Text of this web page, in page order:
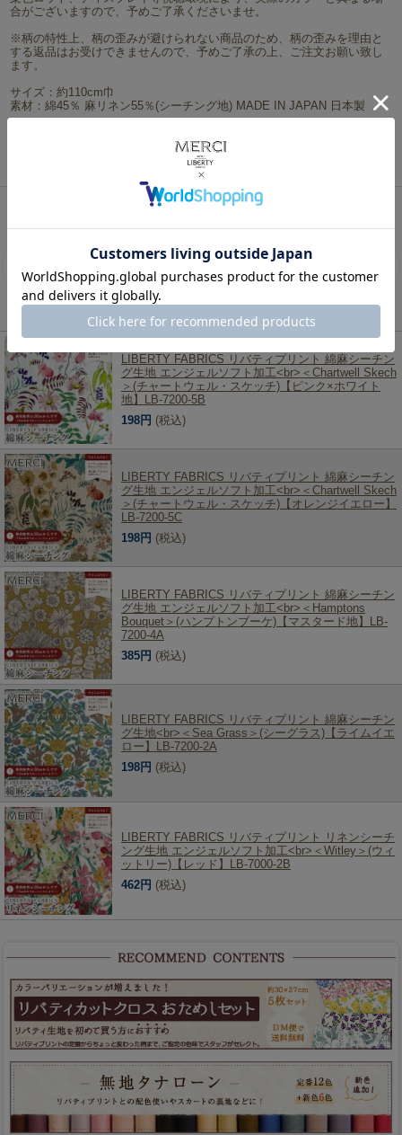
合がございますので、予めご了承くださいませ。
※柄の特性上、柄の歪みが避けられない商品のため、柄の歪みを理由と
する返品はお受けできませんので、予めご了承の上、ご注文お願い致し
ます。
サイズ：約110cm巾
素材：綿45％ 麻リネン55％(シーチング地) MADE IN JAPAN 日本製
ネコポスは2mまで対応可能です。
リバティ・ファブリックス、生地の通販メルシー >シーズン限定柄（2009秋冬～）
この商品を見た人は、こちらの商品もチェックしています！
LIBERTY FABRICS リバティプリント 綿麻シーチン
グ生地 エンジェルソフト加工<br>＜Chartwell Skech
＞(チャートウェル・スケッチ)【ピンク×ホワイト
地】LB-7200-5B
198円 (税込)
LIBERTY FABRICS リバティプリント 綿麻シーチン
グ生地 エンジェルソフト加工<br>＜Chartwell Skech
＞(チャートウェル・スケッチ)【オレンジイエロー】
LB-7200-5C
198円 (税込)
LIBERTY FABRICS リバティプリント 綿麻シーチン
グ生地 エンジェルソフト加工<br>＜Hamptons
Bouquet＞(ハンプトンブーケ)【マスタード地】LB-
7200-4A
385円 (税込)
LIBERTY FABRICS リバティプリント 綿麻シーチン
グ生地<br>＜Sea Grass＞(シーグラス)【ライムイエ
ロー】LB-7200-2A
198円 (税込)
LIBERTY FABRICS リバティプリント リネンシーチ
ング生地 エンジェルソフト加工<br>＜Witley＞(ウィ
ットリー)【レッド】LB-7000-2B
462円 (税込)